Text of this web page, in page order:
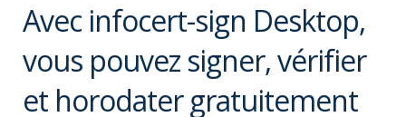
Avec infocert-sign Desktop,
vous pouvez signer, vérifier
et horodater gratuitement